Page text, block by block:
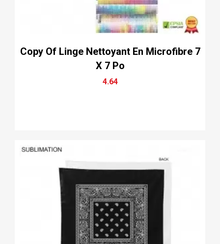
Copy Of Linge Nettoyant En Microfibre 7
X 7 Po
4.64